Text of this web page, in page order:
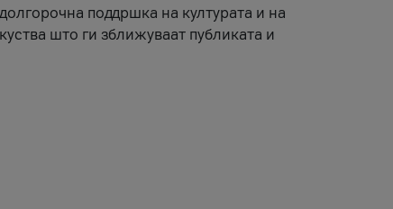
поддршка на културата и на
што ги зближуваат публиката и